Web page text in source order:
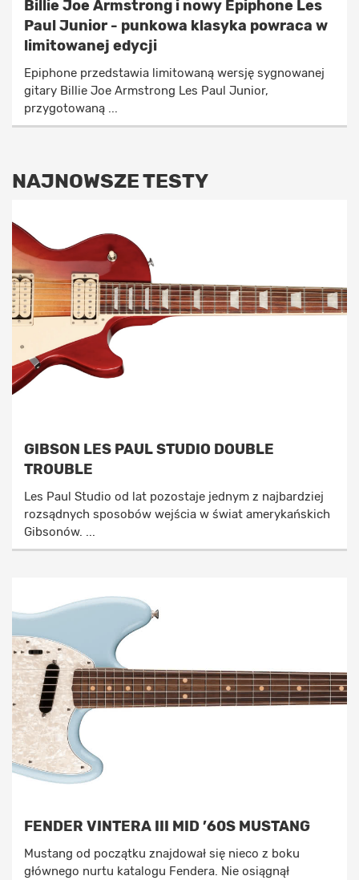
Billie Joe Armstrong i nowy Epiphone Les
Paul Junior - punkowa klasyka powraca w
limitowanej edycji
Epiphone przedstawia limitowaną wersję sygnowanej
gitary Billie Joe Armstrong Les Paul Junior,
przygotowaną ...
NAJNOWSZE TESTY
GIBSON LES PAUL STUDIO DOUBLE
TROUBLE
Les Paul Studio od lat pozostaje jednym z najbardziej
rozsądnych sposobów wejścia w świat amerykańskich
Gibsonów. ...
FENDER VINTERA III MID ’60S MUSTANG
Mustang od początku znajdował się nieco z boku
głównego nurtu katalogu Fendera. Nie osiągnął